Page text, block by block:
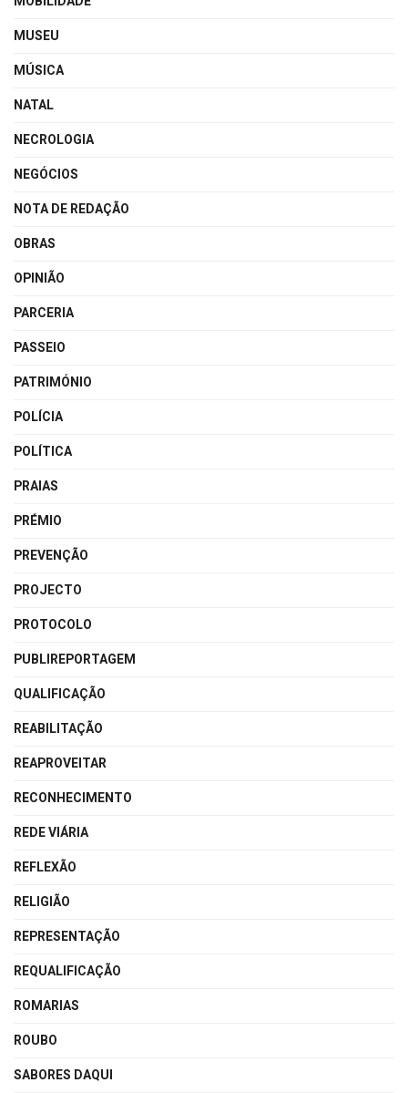
MUSEU
MÚSICA
NATAL
NECROLOGIA
NEGÓCIOS
NOTA DE REDAÇÃO
OBRAS
OPINIÃO
PARCERIA
PASSEIO
PATRIMÓNIO
POLÍCIA
POLÍTICA
PRAIAS
PRÉMIO
PREVENÇÃO
PROJECTO
PROTOCOLO
PUBLIREPORTAGEM
QUALIFICAÇÃO
REABILITAÇÃO
REAPROVEITAR
RECONHECIMENTO
REDE VIÁRIA
REFLEXÃO
RELIGIÃO
REPRESENTAÇÃO
REQUALIFICAÇÃO
ROMARIAS
ROUBO
SABORES DAQUI